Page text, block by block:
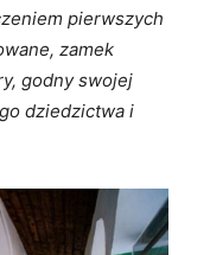
pierwszych
zamek
godny swojej
dziedzictwa i